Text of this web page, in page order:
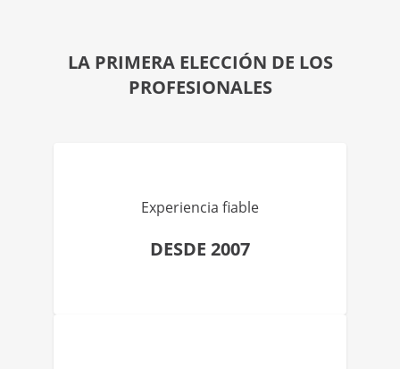
LA PRIMERA ELECCIÓN DE LOS
PROFESIONALES
Experiencia fiable
DESDE 2007